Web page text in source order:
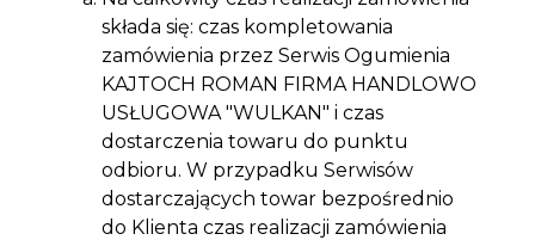
składa się: czas kompletowania
zamówienia przez Serwis Ogumienia
KAJTOCH ROMAN FIRMA HANDLOWO
USŁUGOWA "WULKAN" i czas
dostarczenia towaru do punktu
odbioru. W przypadku Serwisów
dostarczających towar bezpośrednio
do Klienta czas realizacji zamówienia